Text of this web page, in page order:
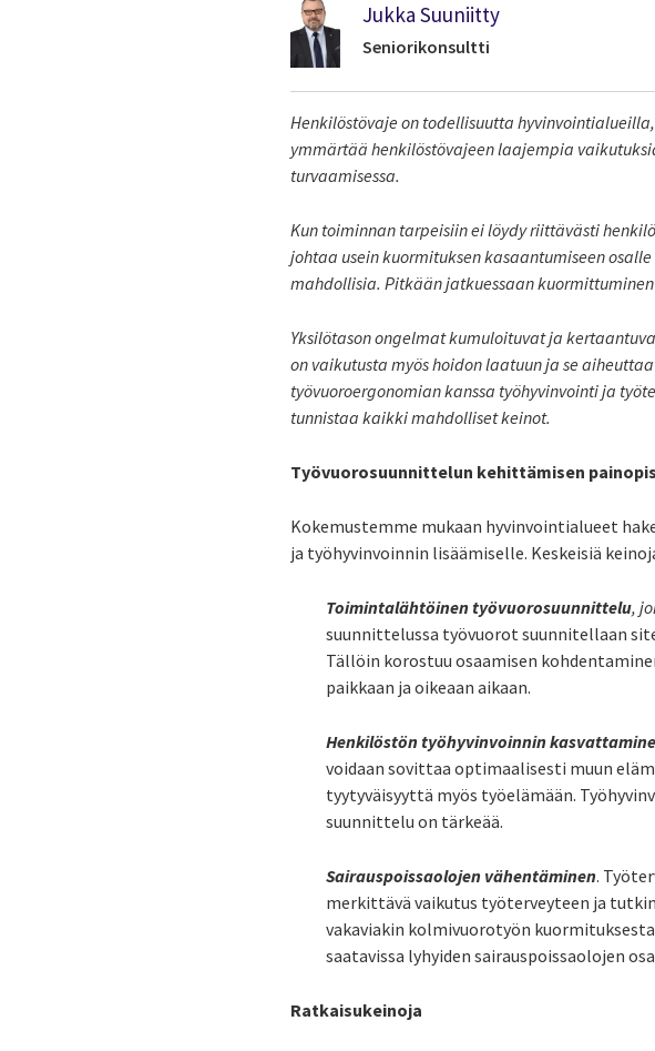
Jukka Suuniitty
Seniorikonsultti
Henkilöstövaje on todellisuutta
ymmärtää henkilöstövajeen laajempia
turvaamisessa.
Kun toiminnan tarpeisiin ei löydy riittävästi
johtaa usein kuormituksen kasaantumiseen
mahdollisia. Pitkään jatkuessaan
Yksilötason ongelmat kumuloituvat ja
on vaikutusta myös hoidon laatuun ja se
työvuoroergonomian kanssa työhyvinvointi ja
tunnistaa kaikki mahdolliset keinot.
Työvuorosuunnittelun kehittämisen
Kokemustemme mukaan hyvinvointialueet
ja työhyvinvoinnin lisäämiselle. Keskeisiä
Toimintalähtöinen työvuorosuunnittelu,
suunnittelussa työvuorot suunnitellaan
Tällöin korostuu osaamisen
paikkaan ja oikeaan aikaan.
Henkilöstön työhyvinvoinnin
voidaan sovittaa optimaalisesti muun
tyytyväisyyttä myös työelämään.
suunnittelu on tärkeää.
Sairauspoissaolojen vähentäminen.
merkittävä vaikutus työterveyteen ja
vakaviakin kolmivuorotyön
saatavissa lyhyiden sairauspoissaolojen
Ratkaisukeinoja